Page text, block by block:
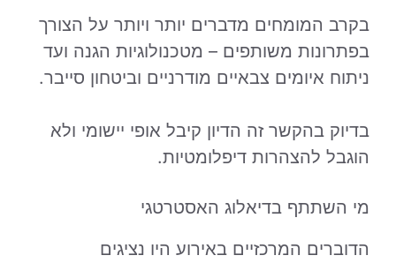
בקרב המומחים מדברים יותר ויותר על הצורך
בפתרונות משותפים – מטכנולוגיות הגנה ועד
ניתוח איומים צבאיים מודרניים וביטחון סייבר.
בדיוק בהקשר זה הדיון קיבל אופי יישומי ולא
הוגבל להצהרות דיפלומטיות.
מי השתתף בדיאלוג האסטרטגי
הדוברים המרכזיים באירוע היו נציגים